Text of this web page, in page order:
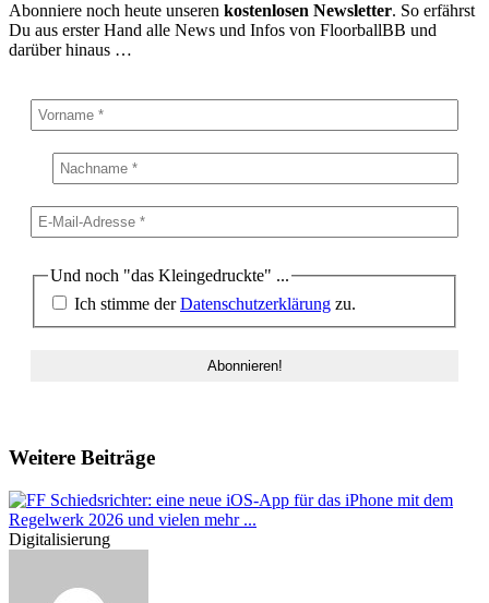
Abonniere noch heute unseren kostenlosen Newsletter. So erfährst
Du aus erster Hand alle News und Infos von FloorballBB und
darüber hinaus …
Und noch "das Kleingedruckte" ...
Ich stimme derDatenschutzerklärung zu.
Weitere Beiträge
Digitalisierung